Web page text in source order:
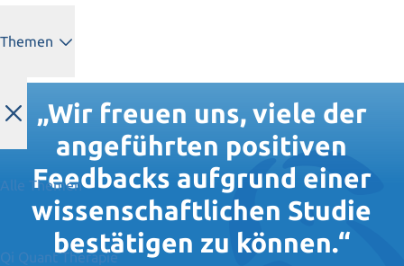
Themen
Alle Themen
Qi Quant Therapie
„Wir freuen uns, viele der
angeführten positiven
Feedbacks aufgrund einer
wissenschaftlichen Studie
bestätigen zu können.“